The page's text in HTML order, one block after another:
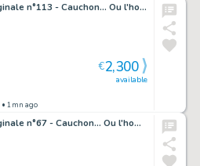
Planche originale n°113 - Cauchon... Ou l'homme qui tua Jeanne d'Arc
• 1mn ago
available
€2,300
Planche originale n°67 - Cauchon... Ou l'homme qui tua Jeanne d'Arc